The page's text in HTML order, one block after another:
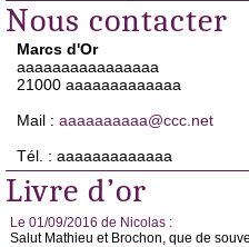
Nous contacter
Marcs d'Or
aaaaaaaaaaaaaaaa
21000 aaaaaaaaaaaaa
Mail : aaaaaaaaaa@ccc.net
Tél. : aaaaaaaaaaaaa
Livre d’or
Le 01/09/2016 de Nicolas :
Salut Mathieu et Brochon, que de